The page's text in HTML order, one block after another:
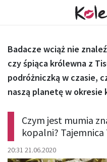
Czym jest mumia
kopalni? Tajemnica
20:31 21.06.2020
Badacze wciąż nie
czy śpiąca królewna z
podróżniczką w czasie,
naszą planetę w okresie